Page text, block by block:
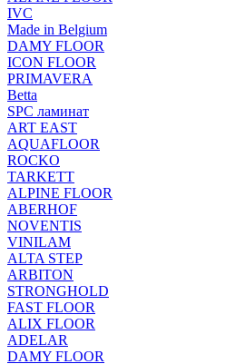
IVC
Made in Belgium
DAMY FLOOR
ICON FLOOR
PRIMAVERA
Betta
SPC ламинат
ART EAST
AQUAFLOOR
ROCKO
TARKETT
ALPINE FLOOR
ABERHOF
NOVENTIS
VINILAM
ALTA STEP
ARBITON
STRONGHOLD
FAST FLOOR
ALIX FLOOR
ADELAR
DAMY FLOOR